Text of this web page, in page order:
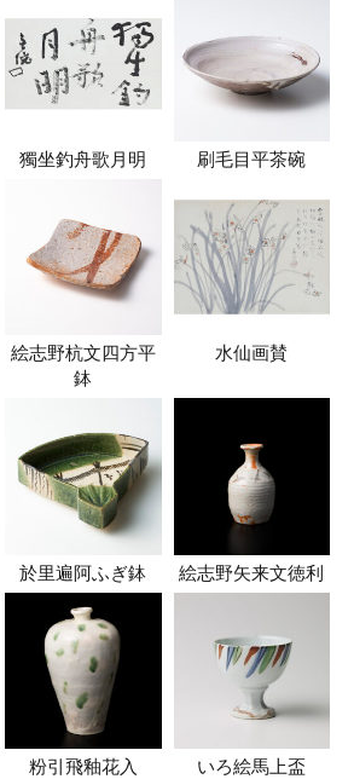
獨坐釣舟歌月明 刷毛目平茶碗
絵志野杭文四方平
鉢
水仙画賛
於里遍阿ふぎ鉢 絵志野矢来文徳利
粉引飛釉花入 いろ絵馬上盃